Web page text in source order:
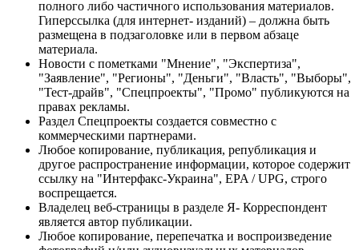
полного либо частичного использования материалов.
Гиперссылка (для интернет- изданий) – должна быть
размещена в подзаголовке или в первом абзаце
материала.
Новости с пометками "Мнение", "Экспертиза",
"Заявление", "Регионы", "Деньги", "Власть", "Выборы",
"Тест-драйв", "Спецпроекты", "Промо" публикуются на
правах рекламы.
Раздел Спецпроекты создается совместно с
коммерческими партнерами.
Любое копирование, публикация, републикация и
другое распространение информации, которое содержит
ссылку на "Интерфакс-Украина", EPA / UPG, строго
воспрещается.
Владелец веб-страницы в разделе Я- Корреспондент
является автор публикации.
Любое копирование, перепечатка и воспроизведение